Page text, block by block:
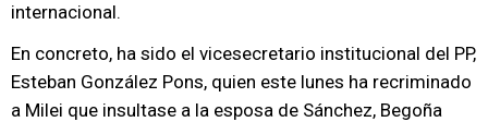
internacional.
En concreto, ha sido el vicesecretario institucional del PP,
Esteban González Pons, quien este lunes ha recriminado
a Milei que insultase a la esposa de Sánchez, Begoña